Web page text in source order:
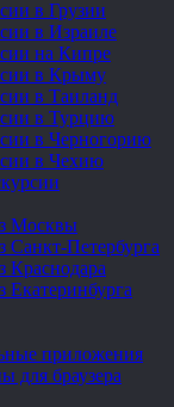
в Грузии
в Израиле
на Кипре
в Крыму
в Таиланд
в Турцию
в Черногорию
в Чехию
Москвы
Санкт-Петербурга
Краснодара
Екатеринбурга
приложения
для браузера